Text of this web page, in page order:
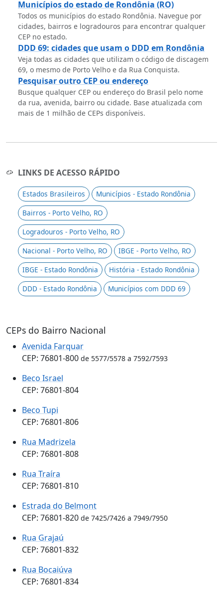
Municípios do estado de Rondônia (RO)
Todos os municípios do estado Rondônia. Navegue por
cidades, bairros e logradouros para encontrar qualquer
CEP no estado.
DDD 69: cidades que usam o DDD em Rondônia
Veja todas as cidades que utilizam o código de discagem
69, o mesmo de Porto Velho e da Rua Conquista.
Pesquisar outro CEP ou endereço
Busque qualquer CEP ou endereço do Brasil pelo nome
da rua, avenida, bairro ou cidade. Base atualizada com
mais de 1 milhão de CEPs disponíveis.
LINKS DE ACESSO RÁPIDO
Estados Brasileiros
Municípios - Estado Rondônia
Bairros - Porto Velho, RO
Logradouros - Porto Velho, RO
Nacional - Porto Velho, RO
IBGE - Porto Velho, RO
IBGE - Estado Rondônia
História - Estado Rondônia
DDD - Estado Rondônia
Municípios com DDD 69
CEPs do Bairro Nacional
Avenida Farquar
CEP: 76801-800 de 5577/5578 a 7592/7593
Beco Israel
CEP: 76801-804
Beco Tupi
CEP: 76801-806
Rua Madrizela
CEP: 76801-808
Rua Traíra
CEP: 76801-810
Estrada do Belmont
CEP: 76801-820 de 7425/7426 a 7949/7950
Rua Grajaú
CEP: 76801-832
Rua Bocaiúva
CEP: 76801-834